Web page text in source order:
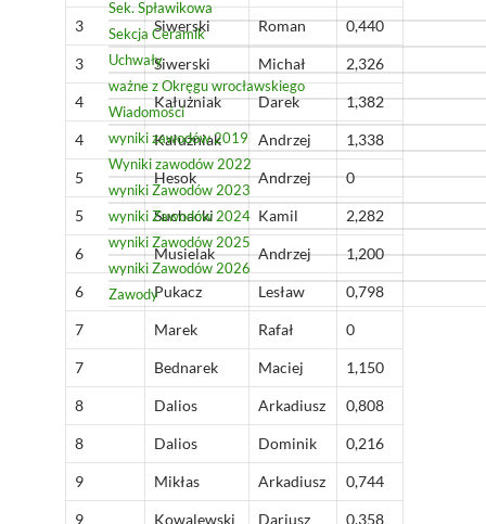
3 Siwerski Roman 0,440
3 Siwerski Michał 2,326
4 Kałużniak Darek 1,382
4 Kałużniak Andrzej 1,338
5 Hesok Andrzej 0
5 Suchacki Kamil 2,282
6 Musielak Andrzej 1,200
6 Pukacz Lesław 0,798
7 Marek Rafał 0
7 Bednarek Maciej 1,150
8 Dalios Arkadiusz 0,808
8 Dalios Dominik 0,216
9 Mikłas Arkadiusz 0,744
9 Kowalewski Dariusz 0,358
Sek. Spławikowa
Sekcja Ceramik
Uchwały
ważne z Okręgu wrocławskiego
Wiadomości
wyniki zawodów 2019
Wyniki zawodów 2022
wyniki Zawodów 2023
wyniki Zawodów 2024
wyniki Zawodów 2025
wyniki Zawodów 2026
Zawody